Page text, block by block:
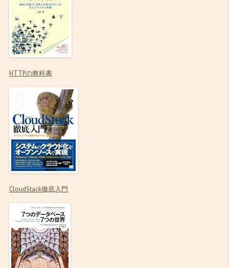
HTTPの教科書
CloudStack徹底入門